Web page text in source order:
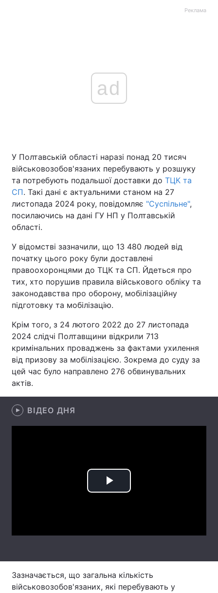
Україна Політика
Економіка Світ
Техно і зв'язок Лайт
Зброя Інциденти
Здоров'я Туризм
Цікавинки Погода
Екологія
Лонгріди
Відео з Youtube Статті
Інтерв'ю
Реклама
ad
У Полтавській області наразі понад 20 тисяч
військовозобов'язаних перебувають у розшуку
та потребують подальшої доставки до ТЦК та
СП. Такі дані є актуальними станом на 27
листопада 2024 року, повідомляє "Суспільне",
посилаючись на дані ГУ НП у Полтавській
області.
У відомстві зазначили, що 13 480 людей від
початку цього року були доставлені
правоохоронцями до ТЦК та СП. Йдеться про
тих, хто порушив правила військового обліку та
законодавства про оборону, мобілізаційну
підготовку та мобілізацію.
Крім того, з 24 лютого 2022 до 27 листопада
2024 слідчі Полтавщини відкрили 713
кримінальних проваджень за фактами ухилення
від призову за мобілізацією. Зокрема до суду за
цей час було направлено 276 обвинувальних
актів.
ВІДЕО ДНЯ
Play
Зазначається, що загальна кількість
військовозобов'язаних, які перебувають у